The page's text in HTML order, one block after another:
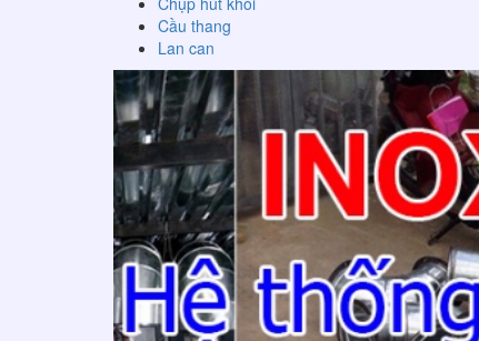
Cầu thang
Lan can